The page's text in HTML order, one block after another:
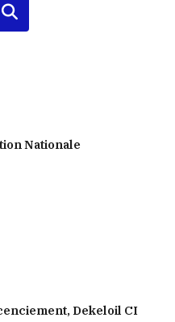
Nationale
Dekeloil CI